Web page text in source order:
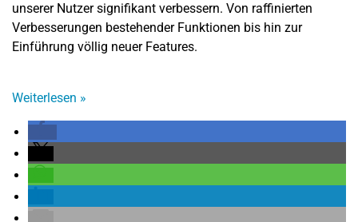
unserer Nutzer signifikant verbessern. Von raffinierten
Verbesserungen bestehender Funktionen bis hin zur
Einführung völlig neuer Features.
Weiterlesen »